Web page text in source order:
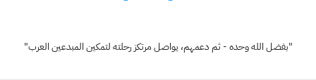
"بفضل الله وحده - ثم دعمهم، يواصل مرتكز رحلته لتمكين المبدعين العرب"